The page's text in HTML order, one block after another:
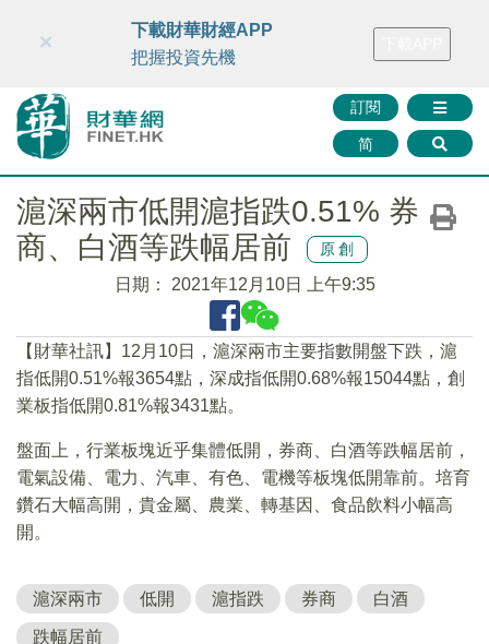
財華智庫網 FINTV FINMETA 財華證券 媒體矩陣
訂閱
简
×
下載財華財經APP
把握投資先機
滬深兩市低開滬指跌0.51% 券
商、白酒等跌幅居前
原創
日期： 2021年12月10日 上午9:35
【財華社訊】12月10日，滬深兩市主要指數開盤下跌，滬
指低開0.51%報3654點，深成指低開0.68%報15044點，創
業板指低開0.81%報3431點。
盤面上，行業板塊近乎集體低開，券商、白酒等跌幅居前，
電氣設備、電力、汽車、有色、電機等板塊低開靠前。培育
鑽石大幅高開，貴金屬、農業、轉基因、食品飲料小幅高
開。
滬深兩市 低開 滬指跌 券商 白酒
跌幅居前